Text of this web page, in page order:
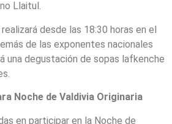
Llaitul.
desde las 18:30 horas en el
de las exponentes nacionales
una degustación de sopas lafkenche
Noche de Valdivia Originaria
en participar en la Noche de